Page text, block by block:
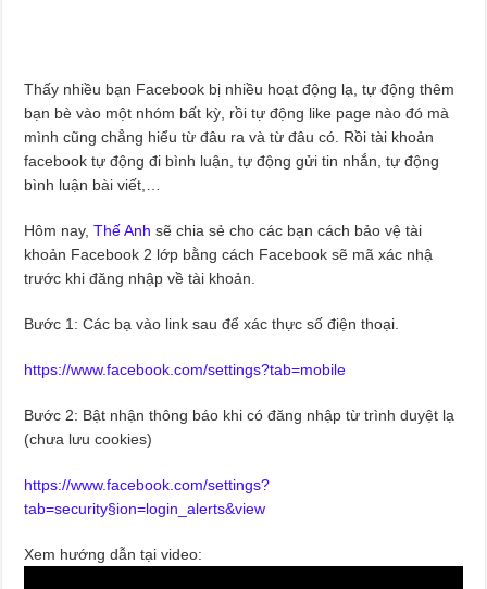
Thấy nhiều bạn Facebook bị nhiều hoạt động lạ, tự động thêm
bạn bè vào một nhóm bất kỳ, rồi tự động like page nào đó mà
mình cũng chẳng hiểu từ đâu ra và từ đâu có. Rồi tài khoản
facebook tự động đi bình luận, tự động gửi tin nhắn, tự động
bình luận bài viết,…
Hôm nay,Thế Anh sẽ chia sẻ cho các bạn cách bảo vệ tài
khoản Facebook 2 lớp bằng cách Facebook sẽ mã xác nhậ
trước khi đăng nhập về tài khoản.
Bước 1: Các bạ vào link sau để xác thực số điện thoại.
https://www.facebook.com/settings?tab=mobile
Bước 2: Bật nhận thông báo khi có đăng nhập từ trình duyệt lạ
(chưa lưu cookies)
https://www.facebook.com/settings?
tab=security§ion=login_alerts&view
Xem hướng dẫn tại video: